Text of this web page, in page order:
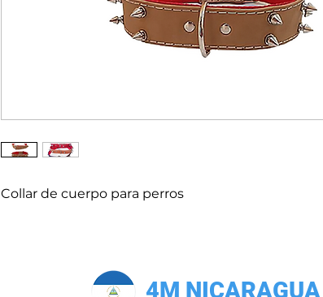
Collar de cuerpo para perros
4M NICARAGUA